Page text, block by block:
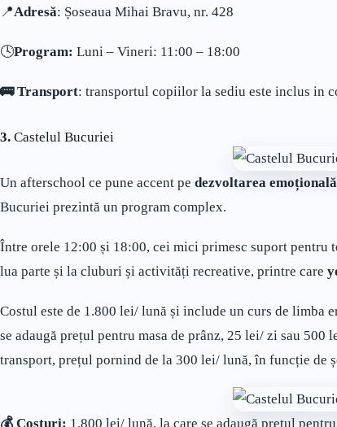
📍Adresă: Șoseaua Mihai Bravu, nr. 428
🕓Program: Luni – Vineri: 11:00 – 18:00
🚌 Transport: transportul copiilor la sediu este inclus in
3. Castelul Bucuriei
Un afterschool ce pune accent pe dezvoltarea
Bucuriei prezintă un program complex.
Între orele 12:00 și 18:00, cei mici primesc suport pentru
lua parte și la cluburi și activități recreative, printre care
Costul este de 1.800 lei/ lună și include un curs de limba
se adaugă prețul pentru masa de prânz, 25 lei/ zi sau 500
transport, prețul pornind de la 300 lei/ lună, în funcție de
💰 Costuri: 1.800 lei/ lună, la care se adaugă prețul